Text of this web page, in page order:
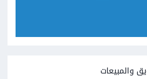
والمبيعات